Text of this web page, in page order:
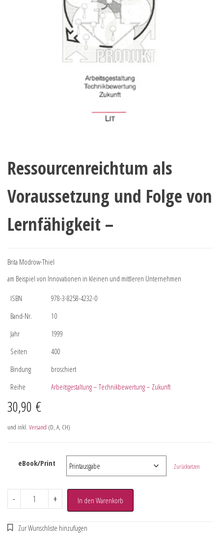
Ressourcenreichtum als
Voraussetzung und Folge von
Lernfähigkeit –
Brita Modrow-Thiel
am Beispiel von Innovationen in kleinen und mittleren Unternehmen
ISBN
978-3-8258-4232-0
Band-Nr.
10
Jahr
1999
Seiten
400
Bindung
broschiert
Reihe
Arbeitsgestaltung – Technikbewertung – Zukunft
30,90 €
und inkl. Versand (D, A, CH)
eBook/Print Zurücksetzen
- + In den Warenkorb